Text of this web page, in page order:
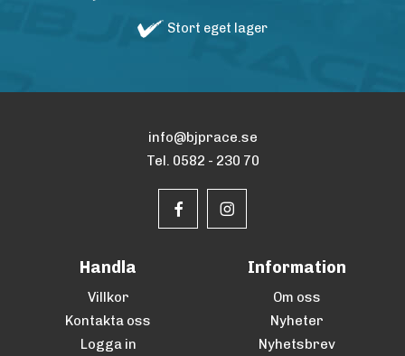
Stort eget lager
info@bjprace.se
Tel. 0582 - 230 70
Handla
Villkor
Kontakta oss
Logga in
Information
Om oss
Nyheter
Nyhetsbrev